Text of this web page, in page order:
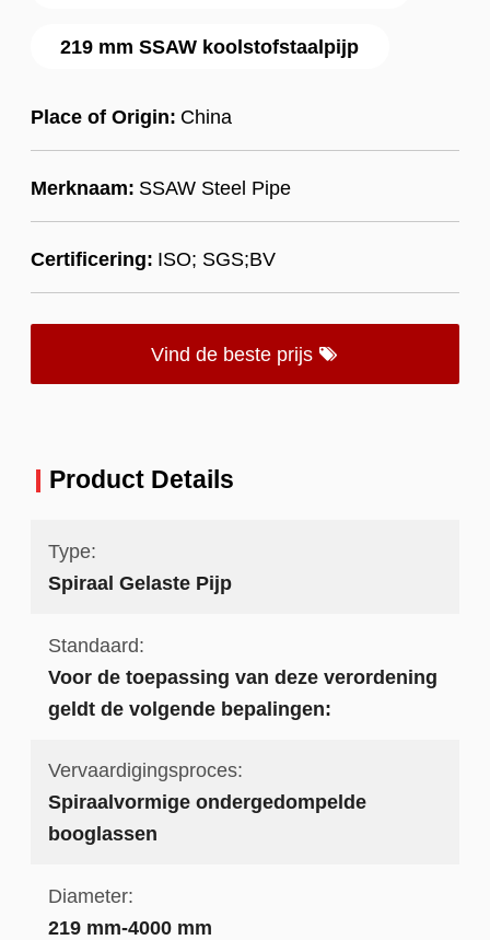
219 mm SSAW koolstofstaalpijp
Place of Origin: China
Merknaam: SSAW Steel Pipe
Certificering: ISO; SGS;BV
Vind de beste prijs
Product Details
Type:
Spiraal Gelaste Pijp
Standaard:
Voor de toepassing van deze verordening
geldt de volgende bepalingen:
Vervaardigingsproces:
Spiraalvormige ondergedompelde
booglassen
Diameter:
219 mm-4000 mm